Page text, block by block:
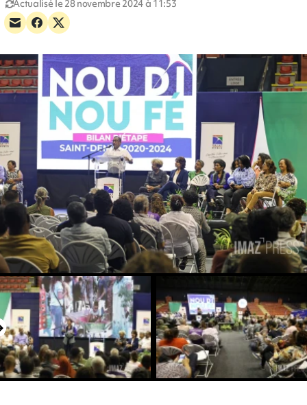
Actualisé le 28 novembre 2024 à 11:53